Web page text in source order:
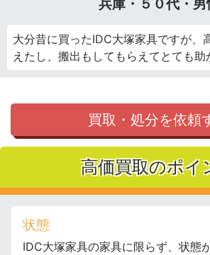
兵庫・５０代・男
大分昔に買ったIDC大塚家具ですが、
えたし、搬出もしてもらえてとても助
買取・処分を依頼
高価買取のポイ
状態
IDC大塚家具の家具に限らず、状態